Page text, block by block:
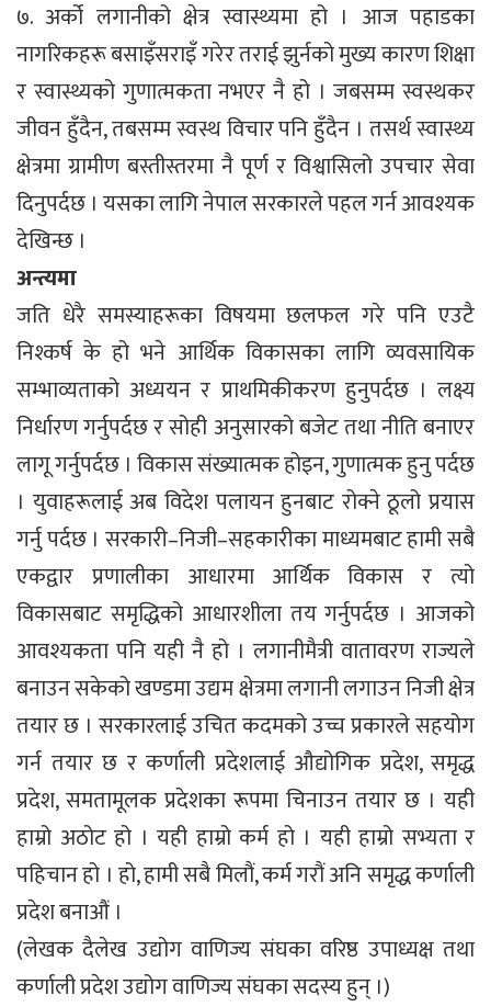
७. अर्को लगानीको क्षेत्र स्वास्थ्यमा हो । आज पहाडका
नागरिकहरू बसाइँसराइँ गरेर तराई झुर्नको मुख्य कारण शिक्षा
र स्वास्थ्यको गुणात्मकता नभएर नै हो । जबसम्म स्वस्थकर
जीवन हुँदैन, तबसम्म स्वस्थ विचार पनि हुँदैन । तसर्थ स्वास्थ्य
क्षेत्रमा ग्रामीण बस्तीस्तरमा नै पूर्ण र विश्वासिलो उपचार सेवा
दिनुपर्दछ । यसका लागि नेपाल सरकारले पहल गर्न आवश्यक
देखिन्छ ।
अन्त्यमा
जति धेरै समस्याहरूका विषयमा छलफल गरे पनि एउटै
निश्कर्ष के हो भने आर्थिक विकासका लागि व्यवसायिक
सम्भाव्यताको अध्ययन र प्राथमिकीकरण हुनुपर्दछ । लक्ष्य
निर्धारण गर्नुपर्दछ र सोही अनुसारको बजेट तथा नीति बनाएर
लागू गर्नुपर्दछ । विकास संख्यात्मक होइन, गुणात्मक हुनु पर्दछ
। युवाहरूलाई अब विदेश पलायन हुनबाट रोक्ने ठूलो प्रयास
गर्नु पर्दछ । सरकारी–निजी–सहकारीका माध्यमबाट हामी सबै
एकद्वार प्रणालीका आधारमा आर्थिक विकास र त्यो
विकासबाट समृद्धिको आधारशीला तय गर्नुपर्दछ । आजको
आवश्यकता पनि यही नै हो । लगानीमैत्री वातावरण राज्यले
बनाउन सकेको खण्डमा उद्यम क्षेत्रमा लगानी लगाउन निजी क्षेत्र
तयार छ । सरकारलाई उचित कदमको उच्च प्रकारले सहयोग
गर्न तयार छ र कर्णाली प्रदेशलाई औद्योगिक प्रदेश, समृद्ध
प्रदेश, समतामूलक प्रदेशका रूपमा चिनाउन तयार छ । यही
हाम्रो अठोट हो । यही हाम्रो कर्म हो । यही हाम्रो सभ्यता र
पहिचान हो । हो, हामी सबै मिलौं, कर्म गरौं अनि समृद्ध कर्णाली
प्रदेश बनाऔं ।
(लेखक दैलेख उद्योग वाणिज्य संघका वरिष्ठ उपाध्यक्ष तथा
कर्णाली प्रदेश उद्योग वाणिज्य संघका सदस्य हुन् ।)